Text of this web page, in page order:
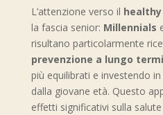
L’attenzione verso il
la fascia senior: Millennials
risultano particolarmente
prevenzione a lungo
più equilibrati e investendo
dalla giovane età. Questo
effetti significativi sulla